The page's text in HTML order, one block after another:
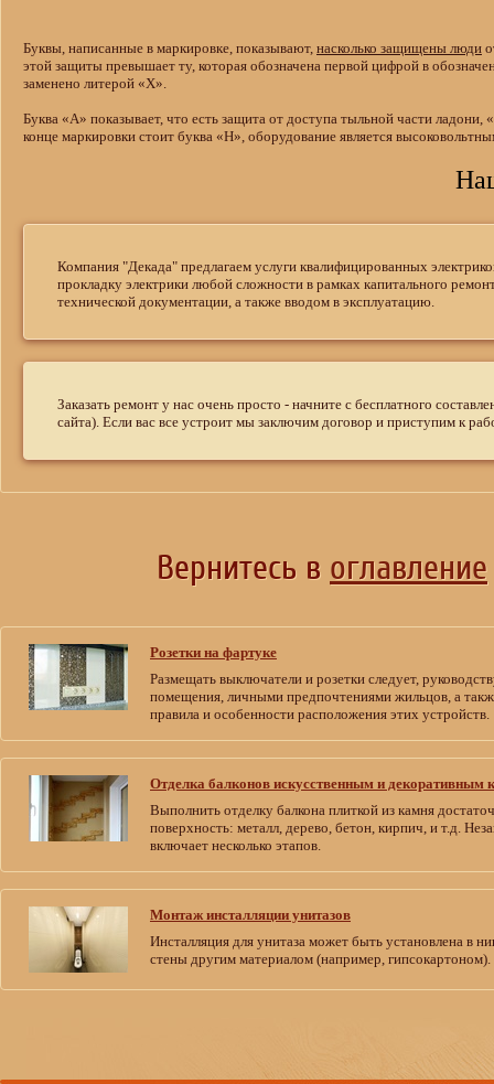
Буквы, написанные в маркировке, показывают, насколько защищены люди
этой защиты превышает ту, которая обозначена первой цифрой в
заменено литерой «Х».
Буква «A» показывает, что есть защита от доступа тыльной части
конце маркировки стоит буква «H», оборудование является
Компания "Декада" предлагаем услуги квалифицированных
прокладку электрики любой сложности в рамках капитального
технической документации, а также вводом в эксплуатацию.
Заказать ремонт у нас очень просто - начните с бесплатного
сайта). Если вас все устроит мы заключим договор и приступим к
Вернитесь в оглавление
Розетки на фартуке
Размещать выключатели и розетки следует,
помещения, личными предпочтениями жильцов, а
правила и особенности расположения этих устройств.
Отделка балконов искусственным и декоративным
Выполнить отделку балкона плиткой из камня
поверхность: металл, дерево, бетон, кирпич, и т.д.
включает несколько этапов.
Монтаж инсталляции унитазов
Инсталляция для унитаза может быть установлена в
стены другим материалом (например,